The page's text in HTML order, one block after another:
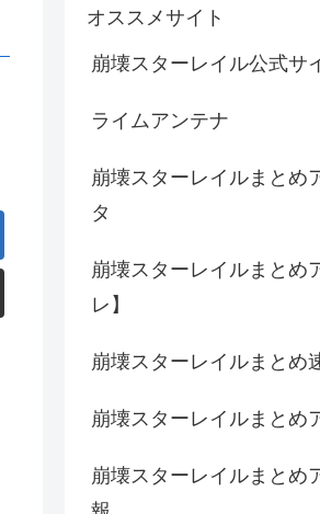
オススメサイト
崩壊スターレイル公式サ
ライムアンテナ
崩壊スターレイルまとめ
タ
崩壊スターレイルまとめ
レ】
崩壊スターレイルまとめ
崩壊スターレイルまとめ
崩壊スターレイルまとめ